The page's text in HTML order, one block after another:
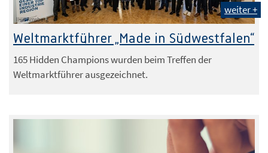
IHK Arnsberg
weiter +
Weltmarktführer „Made in Südwestfalen“
165 Hidden Champions wurden beim Treffen der
Weltmarktführer ausgezeichnet.